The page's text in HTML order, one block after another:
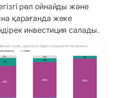
рөл ойнайды және
қарағанда жеке
инвестиция салады.